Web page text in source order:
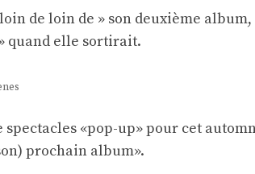
de loin de » son deuxième
quand elle sortirait.
«pop-up» pour cet
prochain album».